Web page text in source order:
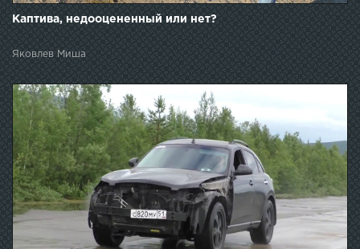
Каптива, недооцененный или нет?
Яковлев Миша